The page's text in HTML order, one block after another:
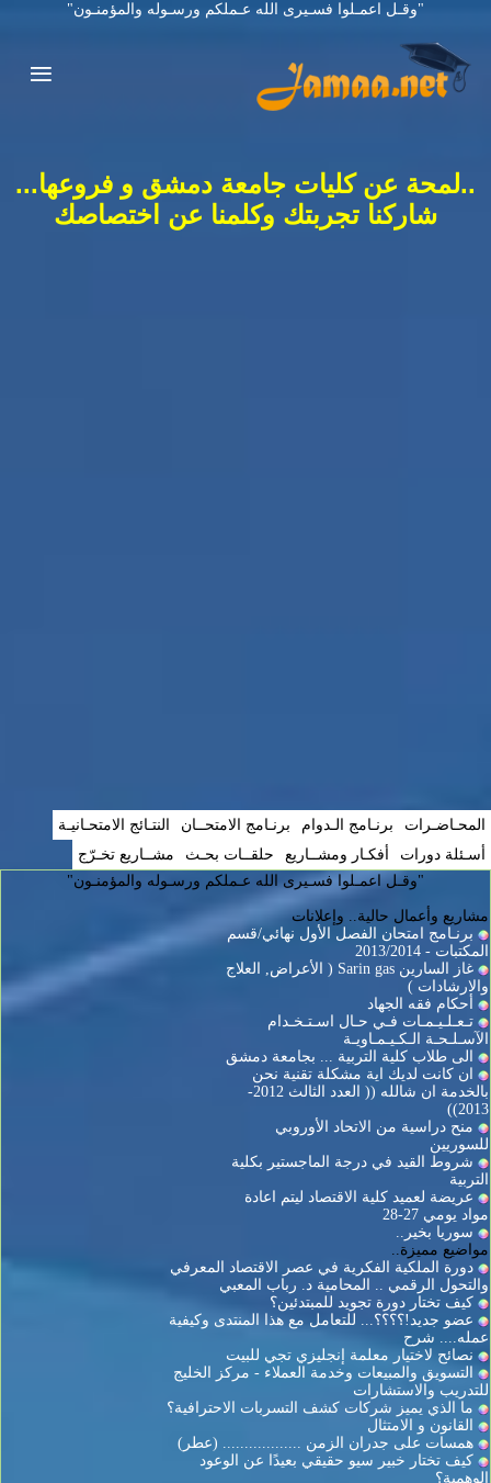
"وقـل اعمـلوا فسـيرى الله عـملكم ورسـوله والمؤمنـون"
..لمحة عن كليات جامعة دمشق و فروعها...
شاركنا تجربتك وكلمنا عن اختصاصك
المحـاضـرات برنـامج الـدوام برنـامج الامتحــان
النتـائج الامتحـانيـة
أسـئلة دورات
أفكـار ومشــاريع حلقــات بحـث
مشــاريع تخـرّج
"وقـل اعمـلوا فسـيرى الله عـملكم ورسـوله والمؤمنـون"
مشاريع وأعمال حالية.. وإعلانات
برنـامج امتحان الفصل الأول نهائي/قسم
المكتبات - 2013/2014
غاز السارين Sarin gas ( الأعراض, العلاج
والارشادات )
أحكام فقه الجهاد
تـعـلـيـمـات فـي حـال اسـتـخـدام
الآسـلـحـة الـكـيـمـاويـة
الى طلاب كلية التربية ... بجامعة دمشق
ان كانت لديك اية مشكلة تقنية نحن
بالخدمة ان شالله (( العدد الثالث 2012-
2013))
منح دراسية من الاتحاد الأوروبي
للسوريين
شروط القيد في درجة الماجستير بكلية
التربية
عريضة لعميد كلية الاقتصاد ليتم اعادة
مواد يومي 27-28
سوريا بخير..
مواضيع مميزة..
دورة الملكية الفكرية في عصر الاقتصاد المعرفي
والتحول الرقمي .. المحامية د. رباب المعبي
كيف تختار دورة تجويد للمبتدئين؟
عضو جديد!؟؟؟؟... للتعامل مع هذا المنتدى وكيفية
عمله.... شرح
نصائح لاختيار معلمة إنجليزي تجي للبيت
التسويق والمبيعات وخدمة العملاء - مركز الخليج
للتدريب والاستشارات
ما الذي يميز شركات كشف التسربات الاحترافية؟
القانون و الامتثال
همسات على جدران الزمن .................. (عطر)
كيف تختار خبير سيو حقيقي بعيدًا عن الوعود
الوهمية؟